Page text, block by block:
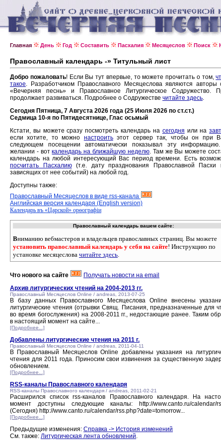
Главная День Год Составить Пасхалия Месяцеслов Поиск
Православный календарь -» Титульный лист
Добро пожаловать! Если Вы тут впервые, то можете прочитать о том,
такое. Разработчиком Православного Месяцеслова являются авторы
«Вечерняя песнь» и Православное Литургическое Содружество.
продолжает развиваться. Подробнее о Содружестве читайте здесь.
Сегодня Пятница, 7 Августа 2026 года (25 Июля 2026 по ст.ст.)
Седмица 10-я по Пятидесятнице, Глас осьмый
Кстати, вы можете сразу посмотреть календарь на сегодня или на
если хотите, то можно настроитьэтот сервер так, чтобы он при
следующем посещении автоматически показывал эту
желании - воткалендарь на ближайшую неделю. Там же Вы можете
календарь на любой интересующий Вас период времени. Есть
посчитать Пасхалию(т.е. дату празднования Православной Пасхи
зависящих от нее событий) на любой год.
Доступны также:
Православный Месяцеслов в виде rss-канала
Английская версия календаря (English version)
Календарь въ «Царской» орѳографiи
Православный календарь вашем сайте:
Вниманию вебмастеров и владельцев православных страниц. Вы можете
установить православный календарь у себя на сайте! Инструкцию по
установке месяцеслова читайте здесь.
Что нового на сайте
Получать новости на email
Архив литургических чтений на 2004-2013 гг.
Православный Месяцеслов Online / andreas, 2013-07-25
В базу данных Православного Месяцеслова Online внесены
литургические чтения (отрывки Свящ. Писания, предназначенные для
во время богослужения) на 2008-2011 гг., недостающие ранее. Таким
в настоящий момент на сайте...
[Подробнее...]
Добавлены литургические чтения на 2011 г.
Православный Месяцеслов Online / andreas, 2011-04-11
В Православный Месяцеслов Online добавлены указания на
чтения для 2011 года. Приносим свои извинения за существенную
обновлением.
[Подробнее...]
RSS-каналы Православного календаря
RSS-каналы Православного календаря / andreas, 2011-02-21
Расширился список rss-каналов Православного календаря. На
момент доступны следующие каналы: http://www.canto.ru/calendar/
(Сегодня) http://www.canto.ru/calendar/rss.php?date=tomorrow...
[Подробнее...]
Предыдущие изменения: Справка -> История изменений
См. также: Литургическая лента обновлений.